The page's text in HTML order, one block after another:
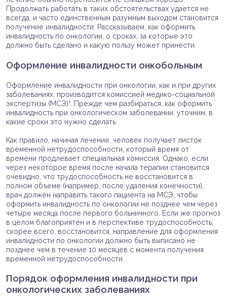
Продолжать работать в таких обстоятельствах удается не
всегда, и часто единственным разумным выходом становится
получение инвалидности. Рассказываем, как оформить
инвалидность по онкологии, о сроках, за которые это
должно быть сделано и какую пользу может принести.
Оформление инвалидности онкобольным
Оформление инвалидности при онкологии, как и при других
заболеваниях, производится комиссией медико-социальной
экспертизы (МСЭ)¹. Прежде чем разбираться, как оформить
инвалидность при онкологическом заболевании, уточним, в
какие сроки это нужно сделать.
Как правило, начиная лечение, человек получает листок
временной нетрудоспособности, который время от
времени продлевает специальная комиссия. Однако, если
через некоторое время после начала терапии становится
очевидно, что трудоспособность не восстановится в
полном объеме (например, после удаления конечности),
врач должен направить такого пациента на МСЭ, чтобы
оформить инвалидность по онкологии не позднее чем через
четыре месяца после первого больничного. Если же прогноз
в целом благоприятен и в перспективе трудоспособность,
скорее всего, восстановится, направление для оформления
инвалидности по онкологии должно быть выписано не
позднее чем в течение 10 месяцев с момента получения
временной нетрудоспособности.
Порядок оформления инвалидности при
онкологических заболеваниях